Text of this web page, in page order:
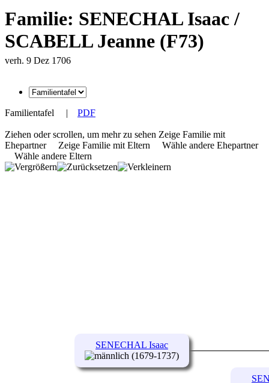
Familie: SENECHAL Isaac /
SCABELL Jeanne (F73)
verh. 9 Dez 1706
Familientafel | PDF
Ziehen oder scrollen, um mehr zu sehen Zeige Familie mit
Ehepartner
Zeige Familie mit Eltern
Wähle andere Ehepartner
Wähle andere Eltern
SENECHAL Isaac
(1679-1737)